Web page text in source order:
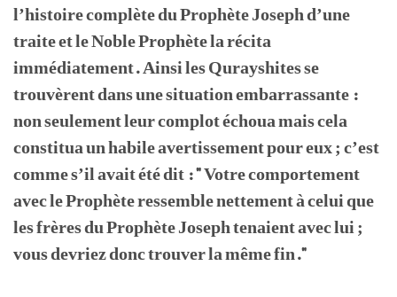
l’histoire complète du Prophète Joseph d’une
traite et le Noble Prophète la récita
immédiatement. Ainsi les Qurayshites se
trouvèrent dans une situation embarrassante :
non seulement leur complot échoua mais cela
constitua un habile avertissement pour eux ; c’est
comme s’il avait été dit : " Votre comportement
avec le Prophète ressemble nettement à celui que
les frères du Prophète Joseph tenaient avec lui ;
vous devriez donc trouver la même fin."